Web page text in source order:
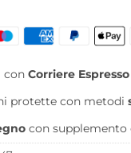
attuale
è:
con Corriere Espresso
protette con metodi
con supplemento